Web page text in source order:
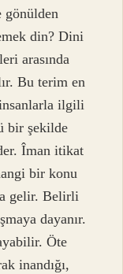
gönülden
din? Dini
arasında
Bu terim en
ilgili
bir şekilde
Îman itikat
bir konu
gelir. Belirli
dayanır.
Öte
inandığı,